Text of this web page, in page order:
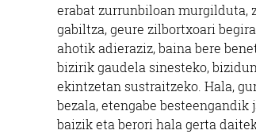
erabat zurrunbiloan murgilduta,
gabiltza, geure zilbortxoari
ahotik adieraziz, baina bere
bizirik gaudela sinesteko,
ekintzetan sustraitzeko. Hala,
bezala, etengabe
baizik eta berori hala gerta